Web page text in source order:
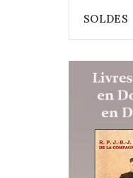
SOLDES